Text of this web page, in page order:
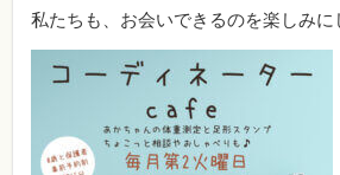
私たちも、お会いできるのを楽しみに